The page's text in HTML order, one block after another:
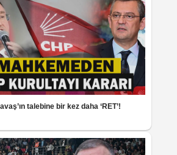
talebine bir kez daha ‘RET’!